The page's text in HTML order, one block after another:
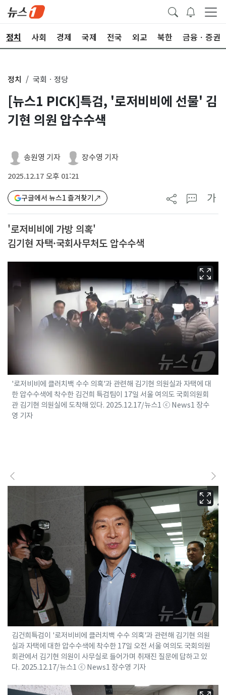
정치 사회 경제 국제 전국 외교 북한 금융ㆍ증권
정치 국회ㆍ정당
[뉴스1 PICK]특검, '로저비비에 선물' 김
기현 의원 압수수색
송원영 기자 장수영 기자
2025.12.17 오후 01:21
구글에서 뉴스1 즐겨찾기 가
'로저비비에 가방 의혹'
김기현 자택·국회사무처도 압수수색
'로저비비에 클러치백 수수 의혹'과 관련해 김기현 의원실과 자택에 대
한 압수수색에 착수한 김건희 특검팀이 17일 서울 여의도 국회의원회
관 김기현 의원실에 도착해 있다. 2025.12.17/뉴스1 ⓒ News1 장수
영 기자
김건희특검이 '로저비비에 클러치백 수수 의혹'과 관련해 김기현 의원
실과 자택에 대한 압수수색에 착수한 17일 오전 서울 여의도 국회의원
회관에서 김기현 의원이 사무실로 들어가며 취재진 질문에 답하고 있
다. 2025.12.17/뉴스1 ⓒ News1 장수영 기자